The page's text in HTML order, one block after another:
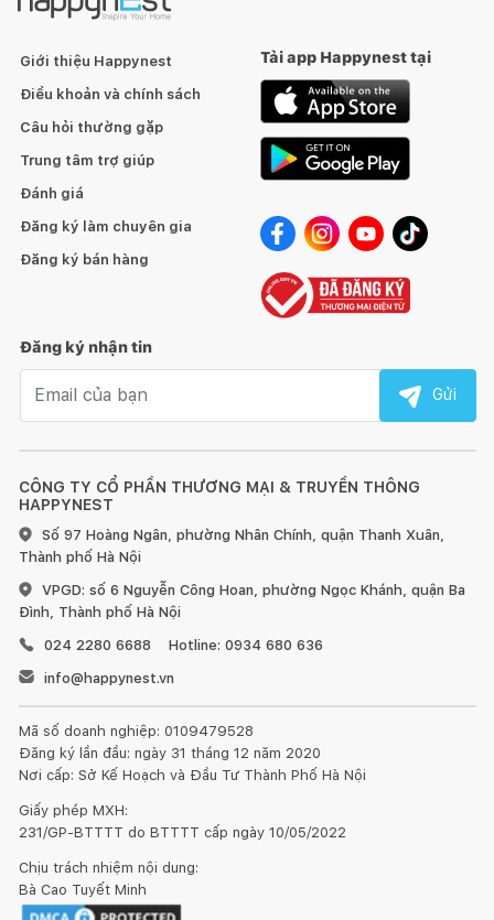
CÔNG TY CỔ PHẦN THƯƠNG MẠI & TRUYỀN THÔNG
HAPPYNEST
Số 97 Hoàng Ngân, phường Nhân Chính, quận Thanh Xuân,
Thành phố Hà Nội
VPGD: số 6 Nguyễn Công Hoan, phường Ngọc Khánh, quận Ba
Đình, Thành phố Hà Nội
024 2280 6688
Hotline: 0934 680 636
info@happynest.vn
Mã số doanh nghiệp: 0109479528
Đăng ký lần đầu: ngày 31 tháng 12 năm 2020
Nơi cấp: Sở Kế Hoạch và Đầu Tư Thành Phố Hà Nội
Giấy phép MXH:
231/GP-BTTTT do BTTTT cấp ngày 10/05/2022
Chịu trách nhiệm nội dung:
Bà Cao Tuyết Minh
Giới thiệu Happynest
Điều khoản và chính sách
Câu hỏi thường gặp
Trung tâm trợ giúp
Đánh giá
Đăng ký làm chuyên gia
Đăng ký bán hàng
Tải app Happynest tại
Đăng ký nhận tin
Gửi